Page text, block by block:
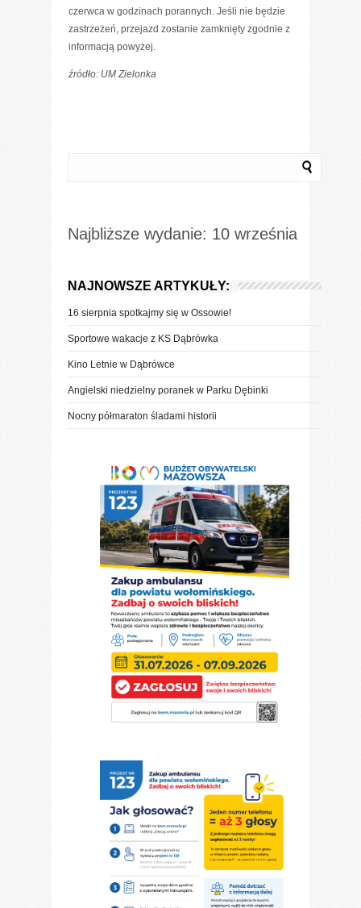
czerwca w godzinach porannych. Jeśli nie będzie
zastrzeżeń, przejazd zostanie zamknięty zgodnie z
informacją powyżej.
źródło: UM Zielonka
Najbliższe wydanie: 10 września
NAJNOWSZE ARTYKUŁY:
16 sierpnia spotkajmy się w Ossowie!
Sportowe wakacje z KS Dąbrówka
Kino Letnie w Dąbrówce
Angielski niedzielny poranek w Parku Dębinki
Nocny półmaraton śladami historii